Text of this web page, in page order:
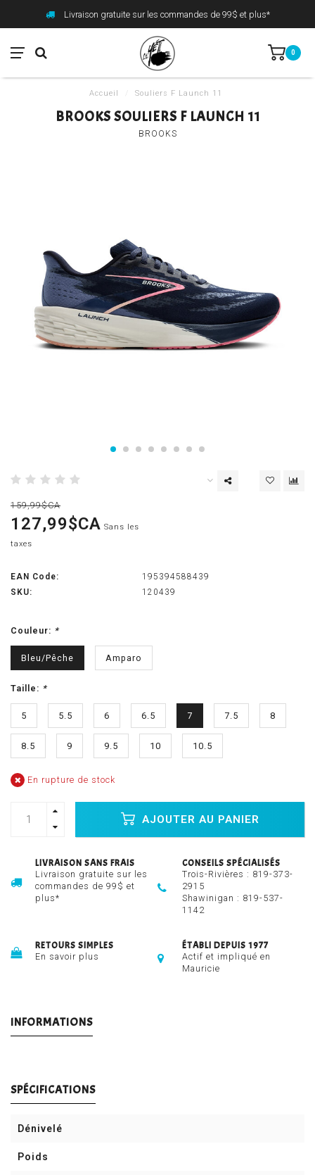
Livraison gratuite sur les commandes de 99$ et plus*
0
Accueil Souliers F Launch 11
BROOKS SOULIERS F LAUNCH 11
BROOKS
159,99$CA
127,99$CA Sans les
taxes
EAN Code:
195394588439
SKU:
120439
Couleur: *
Bleu/Pêche Amparo
Taille: *
5 5.5 6 6.5 7 7.5 8
8.5 9 9.5 10 10.5
En rupture de stock
AJOUTER AU PANIER
LIVRAISON SANS FRAIS
Livraison gratuite sur les
commandes de 99$ et
plus*
CONSEILS SPÉCIALISÉS
Trois-Rivières : 819-373-
2915
Shawinigan : 819-537-
1142
RETOURS SIMPLES
En savoir plus
ÉTABLI DEPUIS 1977
Actif et impliqué en
Mauricie
INFORMATIONS
SPÉCIFICATIONS
Dénivelé
Poids